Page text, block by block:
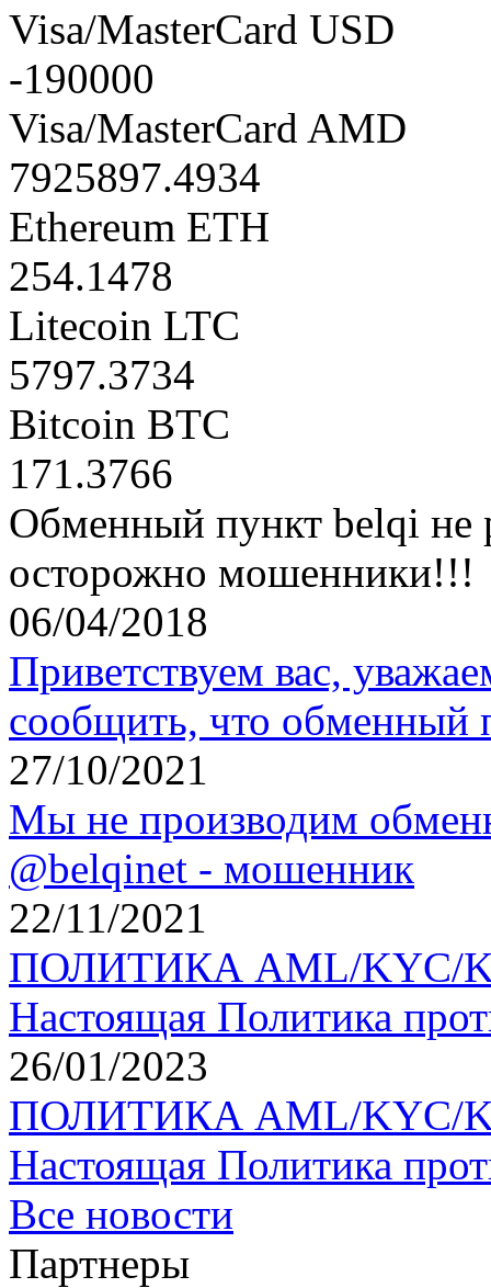
Visa/MasterCard USD
-190000
Visa/MasterCard AMD
7925897.4934
Ethereum ETH
254.1478
Litecoin LTC
5797.3734
Bitcoin BTC
171.3766
Обменный пункт belqi не
осторожно мошенники!!!
06/04/2018
Приветствуем вас,
сообщить, что
27/10/2021
Мы не производим
@belqinet - мошенник
22/11/2021
ПОЛИТИКА AML/KYC/
Настоящая Политика
26/01/2023
ПОЛИТИКА AML/KYC/
Настоящая Политика
Все новости
Партнеры